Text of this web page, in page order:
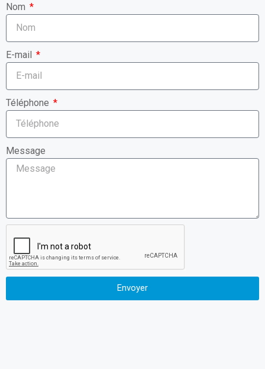
Nom
E-mail
Téléphone
Message
Envoyer